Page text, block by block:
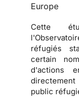
Europe
Cette
l'
réfugiés
certain
d'actions
public